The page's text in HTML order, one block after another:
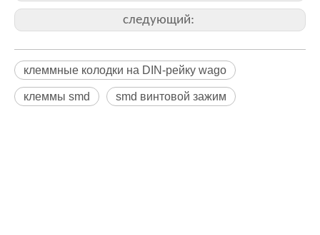
следующий:
клеммные колодки на DIN-рейку wago
клеммы smd smd винтовой зажим